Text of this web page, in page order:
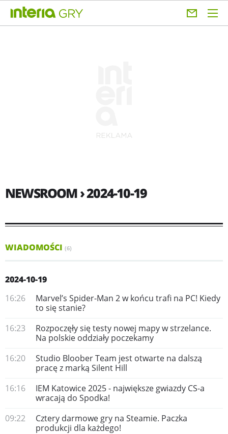
NEWSROOM › 2024-10-19
WIADOMOŚCI (6)
2024-10-19
16:26
Marvel’s Spider-Man 2 w końcu trafi na PC! Kiedy
to się stanie?
16:23
Rozpoczęły się testy nowej mapy w strzelance.
Na polskie oddziały poczekamy
16:20
Studio Bloober Team jest otwarte na dalszą
pracę z marką Silent Hill
16:16
IEM Katowice 2025 - największe gwiazdy CS-a
wracają do Spodka!
09:22
Cztery darmowe gry na Steamie. Paczka
produkcji dla każdego!